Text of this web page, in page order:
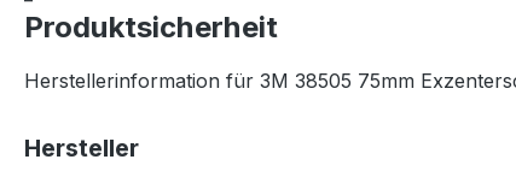
Produktsicherheit
Herstellerinformation für 3M 38505 75mm
Hersteller